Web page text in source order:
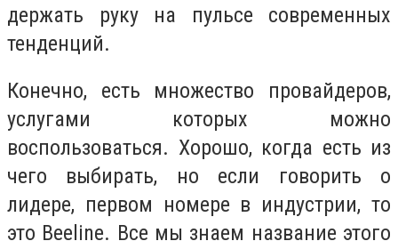
держать руку на пульсе современных
тенденций.
Конечно, есть множество провайдеров,
услугами которых можно
воспользоваться. Хорошо, когда есть из
чего выбирать, но если говорить о
лидере, первом номере в индустрии, то
это Beeline. Все мы знаем название этого